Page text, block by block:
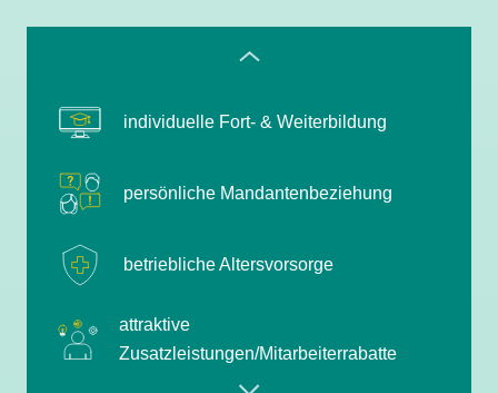
Zusatzleistungen/Mitarbeiterrabatte
leistungsgerechte Bezahlung